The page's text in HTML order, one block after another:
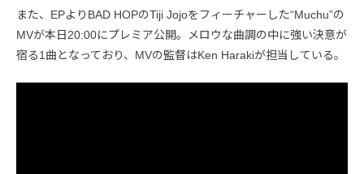
また、EPよりBAD HOPのTiji Jojoをフィーチャーした“Muchu”の
MVが本日20:00にプレミア公開。メロウな曲調の中に強い決意が
宿る1曲となっており、MVの監督はKen Harakiが担当している。